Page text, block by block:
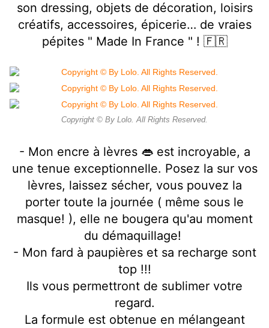
son dressing, objets de décoration, loisirs
créatifs, accessoires, épicerie… de vraies
pépites " Made In France " ! 🇫🇷
Copyright © By Lolo. All Rights Reserved.
- Mon encre à lèvres 👄 est incroyable, a
une tenue exceptionnelle. Posez la sur vos
lèvres, laissez sécher, vous pouvez la
porter toute la journée ( même sous le
masque! ), elle ne bougera qu'au moment
du démaquillage!
- Mon fard à paupières et sa recharge sont
top !!!
Ils vous permettront de sublimer votre
regard.
La formule est obtenue en mélangeant